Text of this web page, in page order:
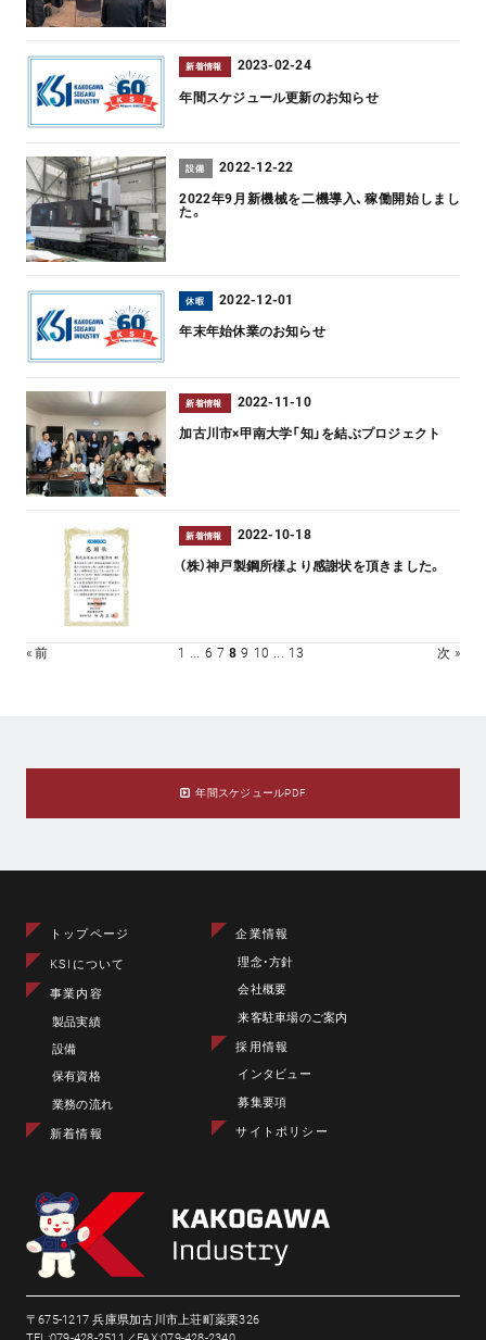
新着情報 2023-02-24
年間スケジュール更新のお知らせ
設備 2022-12-22
2022年9月新機械を二機導入、稼働開始しまし
た。
休暇 2022-12-01
年末年始休業のお知らせ
新着情報 2022-11-10
加古川市×甲南大学「知」を結ぶプロジェクト
新着情報 2022-10-18
（株）神戸製鋼所様より感謝状を頂きました。
« 前 1 6 7 8 9 10 13 次 »
年間スケジュールPDF
トップページ
KSIについて
事業内容
製品実績
設備
保有資格
業務の流れ
新着情報
企業情報
理念･方針
会社概要
来客駐車場のご案内
採用情報
インタビュー
募集要項
サイトポリシー
〒675-1217 兵庫県加古川市上荘町薬栗326